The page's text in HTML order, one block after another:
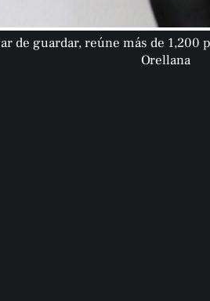
de guardar, reúne más de
Orellana